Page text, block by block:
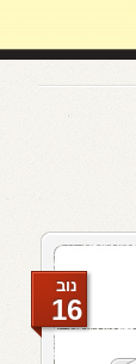
נוב
16